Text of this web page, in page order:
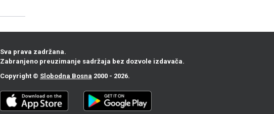
Sva prava zadržana.
Zabranjeno preuzimanje sadržaja bez dozvole izdavača.
Copyright © Slobodna Bosna 2000 - 2026.